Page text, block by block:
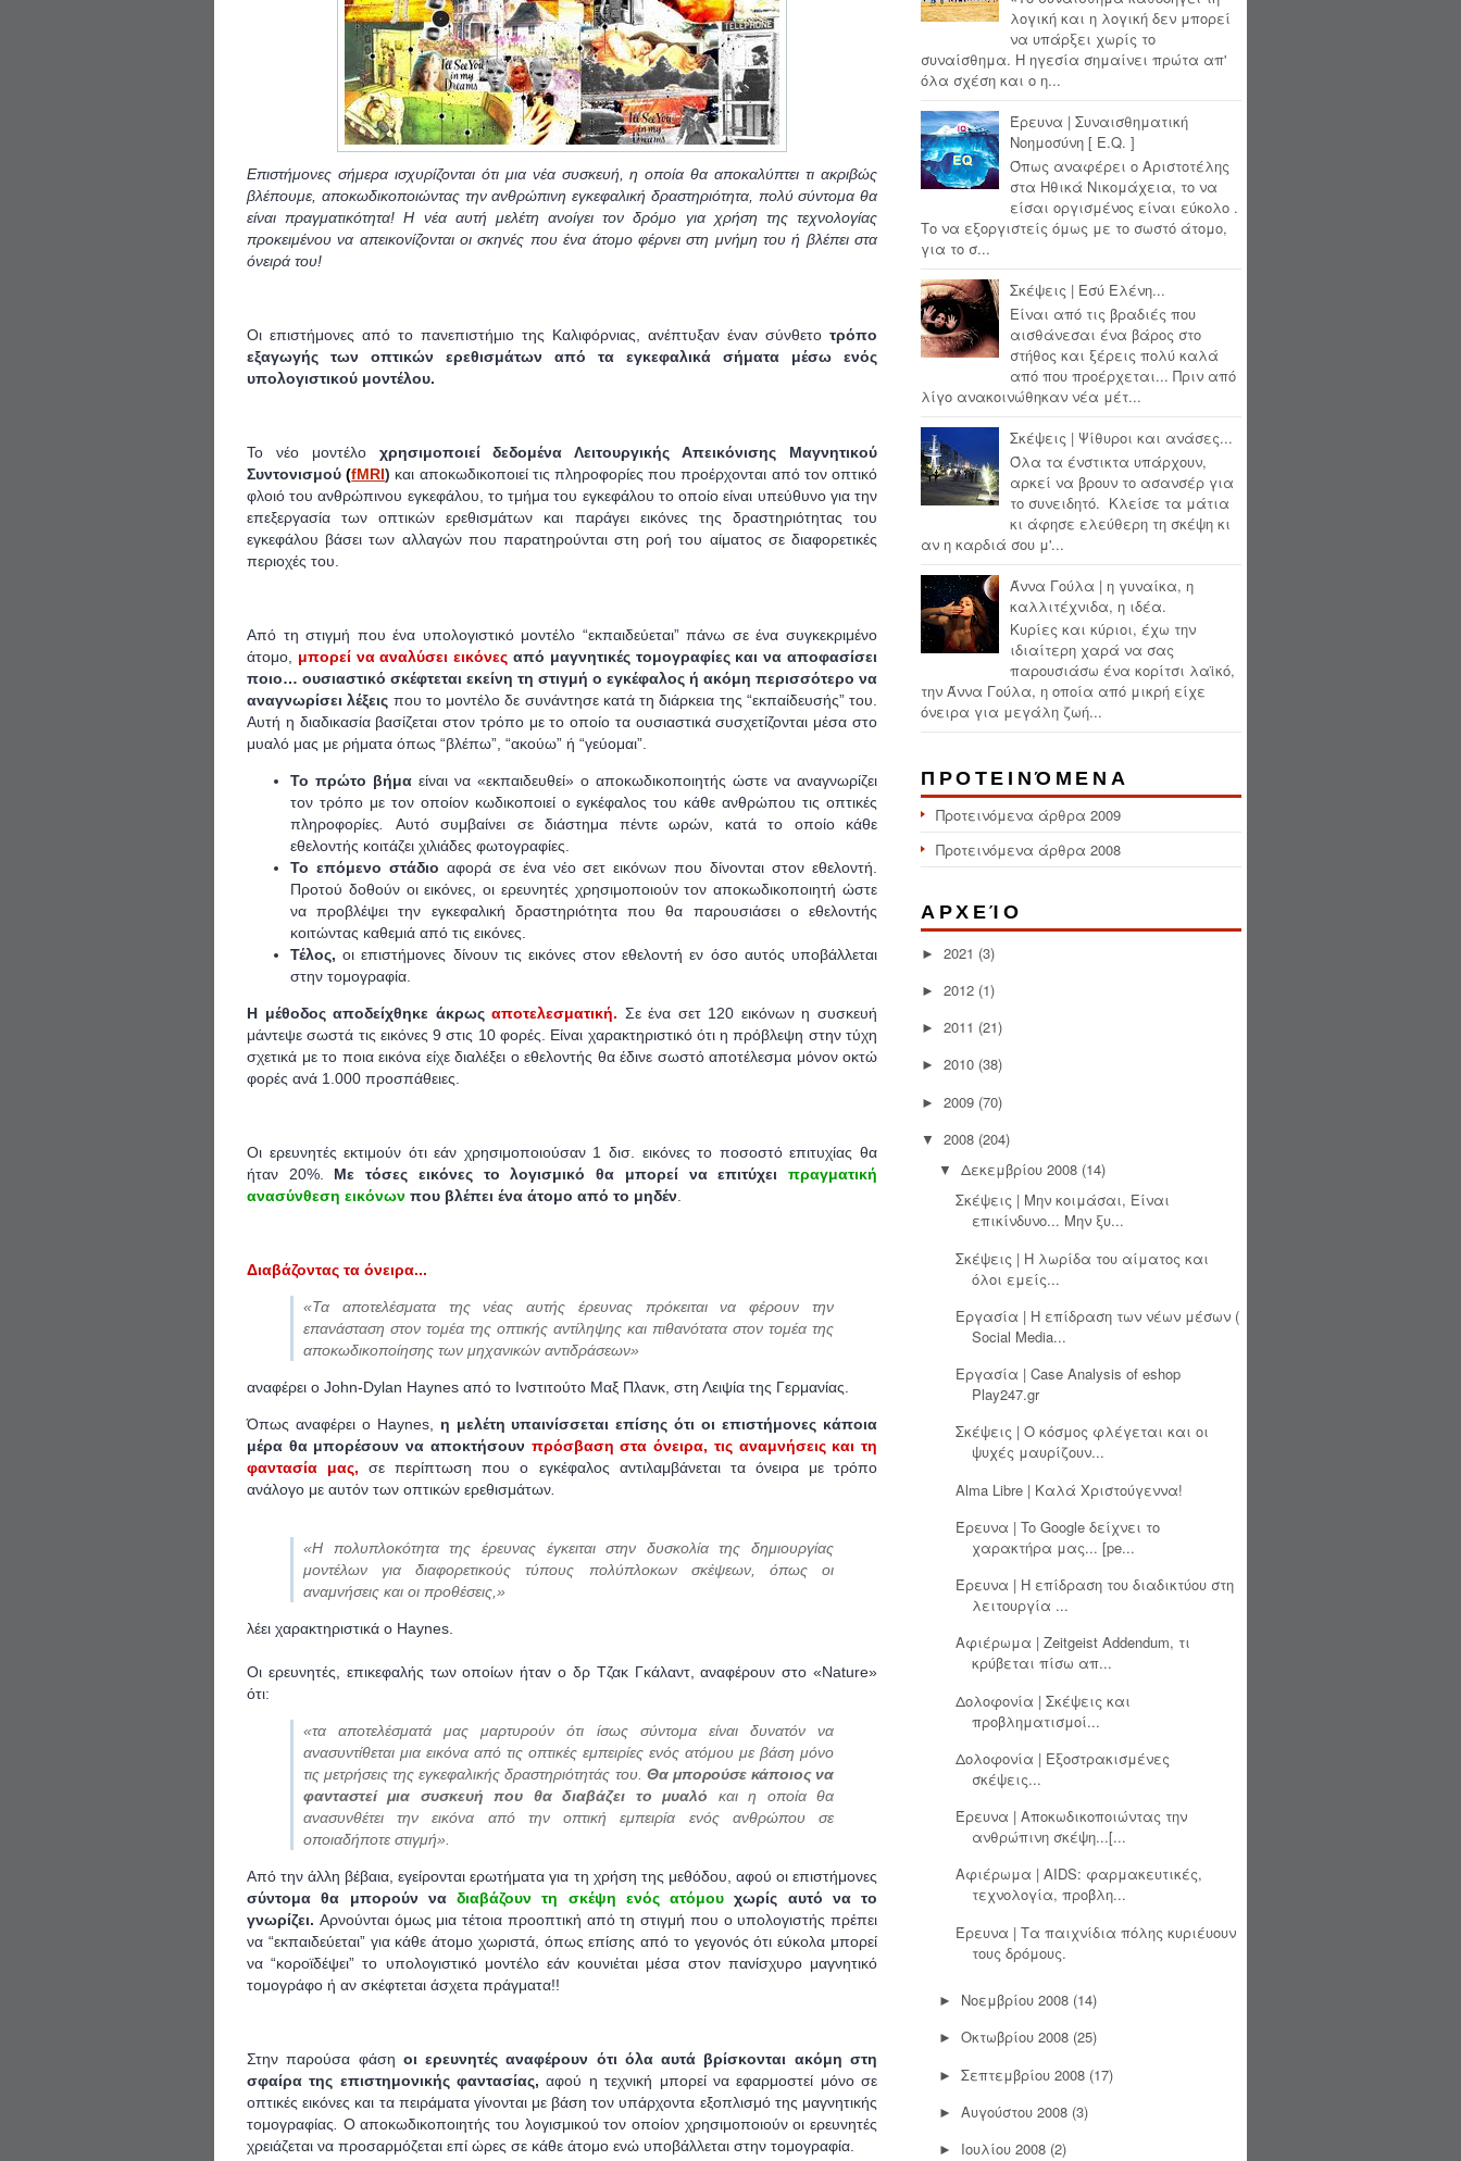
Επιστήμονες σήμερα ισχυρίζονται ότι μια νέα συσκευή, η οποία θα αποκαλύπτει τι ακριβώς
βλέπουμε, αποκωδικοποιώντας την ανθρώπινη εγκεφαλική δραστηριότητα, πολύ σύντομα θα
είναι πραγματικότητα! Η νέα αυτή μελέτη ανοίγει τον δρόμο για χρήση της τεχνολογίας
προκειμένου να απεικονίζονται οι σκηνές που ένα άτομο φέρνει στη μνήμη του ή βλέπει στα
όνειρά του!
Οι επιστήμονες από το πανεπιστήμιο της Καλιφόρνιας, ανέπτυξαν έναν σύνθετο τρόπο
εξαγωγής των οπτικών ερεθισμάτων από τα εγκεφαλικά σήματα μέσω ενός
υπολογιστικού μοντέλου.
Το νέο μοντέλο χρησιμοποιεί δεδομένα Λειτουργικής Απεικόνισης Μαγνητικού
Συντονισμού(fMRI) και αποκωδικοποιεί τις πληροφορίες που προέρχονται από τον οπτικό
φλοιό του ανθρώπινου εγκεφάλου, το τμήμα του εγκεφάλου το οποίο είναι υπεύθυνο για την
επεξεργασία των οπτικών ερεθισμάτων και παράγει εικόνες της δραστηριότητας του
εγκεφάλου βάσει των αλλαγών που παρατηρούνται στη ροή του αίματος σε διαφορετικές
περιοχές του.
Από τη στιγμή που ένα υπολογιστικό μοντέλο “εκπαιδεύεται” πάνω σε ένα συγκεκριμένο
άτομο, μπορεί να αναλύσει εικόνεςαπό μαγνητικές τομογραφίες και να αποφασίσει
ποιο… ουσιαστικό σκέφτεται εκείνη τη στιγμή ο εγκέφαλος ή ακόμη περισσότερο να
αναγνωρίσει λέξεις που το μοντέλο δε συνάντησε κατά τη διάρκεια της “εκπαίδευσής” του.
Αυτή η διαδικασία βασίζεται στον τρόπο με το οποίο τα ουσιαστικά συσχετίζονται μέσα στο
μυαλό μας με ρήματα όπως “βλέπω”, “ακούω” ή “γεύομαι”.
Το πρώτο βήμα είναι να «εκπαιδευθεί» ο αποκωδικοποιητής ώστε να αναγνωρίζει
τον τρόπο με τον οποίον κωδικοποιεί ο εγκέφαλοςτου κάθε ανθρώπου τις οπτικές
πληροφορίες
Αυτό συμβαίνει σε διάστημα πέντε ωρών, κατά το οποίο κάθε
εθελοντής κοιτάζει χιλιάδες φωτογραφίες.
Το επόμενο στάδιο αφορά σε ένα νέο σετ εικόνων που δίνονται στον εθελοντή.
Προτού δοθούν οι εικόνες, οι ερευνητές χρησιμοποιούν τον αποκωδικοποιητή ώστε
να προβλέψει την εγκεφαλική δραστηριότητα που θα παρουσιάσει ο εθελοντής
κοιτώντας καθεμιά από τις εικόνες.
Τέλος,οι επιστήμονες δίνουν τις εικόνες στον εθελοντή εν όσο αυτός υποβάλλεται
στην τομογραφία.
Η μέθοδος αποδείχθηκε άκρωςαποτελεσματική. Σε ένα σετ 120 εικόνωνη συσκευή
μάντεψε σωστά τις εικόνες 9 στις 10 φορές. Είναι χαρακτηριστικό ότι η πρόβλεψη στην τύχη
σχετικά με το ποια εικόνα είχε διαλέξει ο εθελοντής θα έδινε σωστό αποτέλεσμα μόνον οκτώ
φορές ανά 1.000 προσπάθειες.
Οι ερευνητές εκτιμούν ότι εάν χρησιμοποιούσαν 1 δισ. εικόνες το ποσοστό επιτυχίας θα
ήταν 20%. Με τόσες εικόνες το λογισμικό θα μπορεί να επιτύχειπραγματική
ανασύνθεση εικόνων που βλέπει ένα άτομο από το μηδέν
Διαβάζοντας τα όνειρα...
«Τα αποτελέσματα της νέας αυτής έρευνας πρόκειται να φέρουν την
επανάσταση στον τομέα της οπτικής αντίληψης και πιθανότατα στον τομέα της
αποκωδικοποίησης των μηχανικών αντιδράσεων»
αναφέρει ο John-Dylan Haynes από το Ινστιτούτο Μαξ Πλανκ, στη Λειψία της Γερμανίας.
Όπως αναφέρει ο Haynes, η μελέτη υπαινίσσεται επίσης ότι οι επιστήμονες κάποια
μέρα θα μπορέσουν να αποκτήσουν πρόσβαση στα όνειρα, τις αναμνήσεις και τη
φαντασία μας,
σε περίπτωση που ο εγκέφαλος αντιλαμβάνεται τα όνειρα με τρόπο
ανάλογο με αυτόν των οπτικών ερεθισμάτων
«Η πολυπλοκότητα της έρευνας έγκειται στην δυσκολία της δημιουργίας
μοντέλων για διαφορετικούς τύπους πολύπλοκων σκέψεων, όπως οι
αναμνήσεις και οι προθέσεις,»
λέει χαρακτηριστικά ο Haynes.
Οι ερευνητές, επικεφαλής των οποίων ήταν ο δρ Τζακ Γκάλαντ, αναφέρουν στο «Νature»
ότι:
«τα αποτελέσματά μας μαρτυρούν ότι ίσως σύντομα είναι δυνατόν να
ανασυντίθεται μια εικόνα από τις οπτικές εμπειρίες ενός ατόμου με βάση μόνο
τις μετρήσεις της εγκεφαλικής δραστηριότητάς του Θα μπορούσε κάποιος να
φανταστεί μια συσκευή που θα διαβάζει το μυαλό και η οποία θα
ανασυνθέτει την εικόνα από την οπτική εμπειρία ενός ανθρώπου σε
οποιαδήποτε στιγμή».
Από την άλλη βέβαια, εγείρονται ερωτήματα για τη χρήση της μεθόδου, αφού οι επιστήμονες
σύντομα θα μπορούν να διαβάζουν τη σκέψη ενός ατόμου χωρίς αυτό να το
γνωρίζει. Αρνούνται όμως μια τέτοια προοπτική από τη στιγμή που ο υπολογιστής πρέπει
να “εκπαιδεύεται” για κάθε άτομο χωριστά, όπως επίσης από το γεγονός ότι εύκολα μπορεί
να “κοροϊδέψει” το υπολογιστικό μοντέλο εάν κουνιέται μέσα στον πανίσχυρο μαγνητικό
τομογράφο ή αν σκέφτεται άσχετα πράγματα!!
Στην παρούσα φάση οι ερευνητές αναφέρουν ότι όλα αυτά βρίσκονται ακόμη στη
σφαίρα της επιστημονικής φαντασίας, αφού η τεχνική μπορεί να εφαρμοστεί μόνο σε
οπτικές εικόνες και τα πειράματα γίνονται με βάση τον υπάρχοντα εξοπλισμό της μαγνητικής
τομογραφίας
Ο αποκωδικοποιητής του λογισμικού τον οποίον χρησιμοποιούν οι ερευνητές
χρειάζεται να προσαρμόζεται επί ώρες σε κάθε άτομο ενώ υποβάλλεται στην τομογραφία.
λογική και η λογική δεν μπορεί
να υπάρξει χωρίς το
συναίσθημα. Η ηγεσία σημαίνει πρώτα απ'
όλα σχέση και ο η...
Έρευνα | Συναισθηματική
Νοημοσύνη [ E.Q. ]
Όπως αναφέρει ο Αριστοτέλης
στα Ηθικά Νικομάχεια, το να
είσαι οργισμένος είναι εύκολο .
Το να εξοργιστείς όμως με το σωστό άτομο,
για το σ...
Σκέψεις | Εσύ Ελένη...
Είναι από τις βραδιές που
αισθάνεσαι ένα βάρος στο
στήθος και ξέρεις πολύ καλά
από που προέρχεται... Πριν από
λίγο ανακοινώθηκαν νέα μέτ...
Σκέψεις | Ψίθυροι και ανάσες...
Όλα τα ένστικτα υπάρχουν,
αρκεί να βρουν το ασανσέρ για
το συνειδητό. Κλείσε τα μάτια
κι άφησε ελεύθερη τη σκέψη κι
αν η καρδιά σου μ'...
Άννα Γούλα | η γυναίκα, η
καλλιτέχνιδα, η ιδέα.
Κυρίες και κύριοι, έχω την
ιδιαίτερη χαρά να σας
παρουσιάσω ένα κορίτσι λαϊκό,
την Άννα Γούλα, η οποία από μικρή είχε
όνειρα για μεγάλη ζωή...
ΠΡΟΤΕΙΝΌΜΕΝΑ
Προτεινόμενα άρθρα 2009
Προτεινόμενα άρθρα 2008
ΑΡΧΕΊΟ
► 2021 (3)
► 2012 (1)
► 2011 (21)
► 2010 (38)
► 2009 (70)
▼ 2008 (204)
▼ Δεκεμβρίου 2008 (14)
Σκέψεις | Μην κοιμάσαι, Είναι
επικίνδυνο... Μην ξυ...
Σκέψεις | Η λωρίδα του αίματος και
όλοι εμείς...
Εργασία | Η επίδραση των νέων μέσων (
Social Media...
Εργασία | Case Analysis of eshop
Play247.gr
Σκέψεις | Ο κόσμος φλέγεται και οι
ψυχές μαυρίζουν...
Alma Libre | Καλά Χριστούγεννα!
Έρευνα | To Google δείχνει το
χαρακτήρα μας... [pe...
Έρευνα | Η επίδραση του διαδικτύου στη
λειτουργία ...
Αφιέρωμα | Zeitgeist Addendum, τι
κρύβεται πίσω απ...
Δολοφονία | Σκέψεις και
προβληματισμοί...
Δολοφονία | Εξοστρακισμένες
σκέψεις...
Έρευνα | Αποκωδικοποιώντας την
ανθρώπινη σκέψη...[...
Αφιέρωμα | AIDS: φαρμακευτικές,
τεχνολογία, προβλη...
Έρευνα | Τα παιχνίδια πόλης κυριέυουν
τους δρόμους.
► Νοεμβρίου 2008 (14)
► Οκτωβρίου 2008 (25)
► Σεπτεμβρίου 2008 (17)
► Αυγούστου 2008 (3)
► Ιουλίου 2008 (2)